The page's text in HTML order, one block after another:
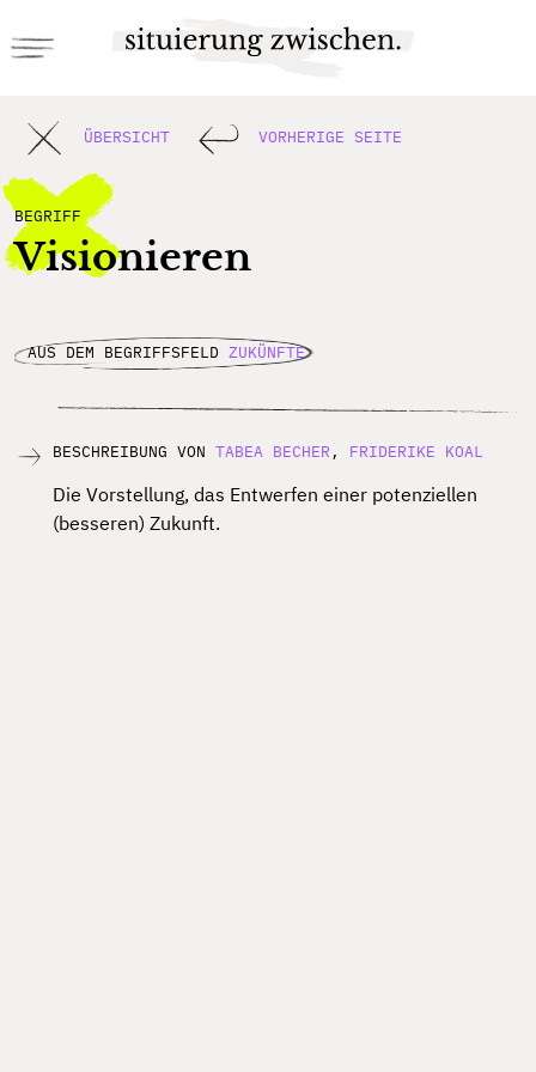
ÜBERSICHT VORHERIGE SEITE
BEGRIFF
Visionieren
AUS DEM BEGRIFFSFELD ZUKÜNFTE
BESCHREIBUNG VON TABEA BECHER , FRIDERIKE KOAL
Die Vorstellung, das Entwerfen einer potenziellen
(besseren) Zukunft.